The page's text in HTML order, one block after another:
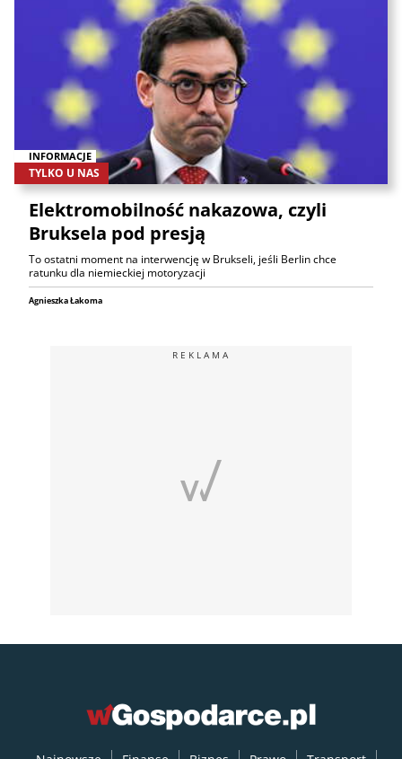
INFORMACJE
TYLKO U NAS
Elektromobilność nakazowa, czyli
Bruksela pod presją
To ostatni moment na interwencję w Brukseli, jeśli Berlin chce
ratunku dla niemieckiej motoryzacji
Agnieszka Łakoma
REKLAMA